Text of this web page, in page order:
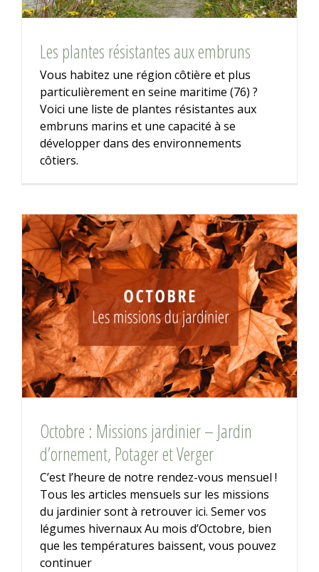
Les plantes résistantes aux embruns
Vous habitez une région côtière et plus
particulièrement en seine maritime (76) ?
Voici une liste de plantes résistantes aux
embruns marins et une capacité à se
développer dans des environnements
côtiers.
Octobre : Missions jardinier – Jardin
d’ornement, Potager et Verger
C’est l’heure de notre rendez-vous mensuel !
Tous les articles mensuels sur les missions
du jardinier sont à retrouver ici. Semer vos
légumes hivernaux Au mois d’Octobre, bien
que les températures baissent, vous pouvez
continuer